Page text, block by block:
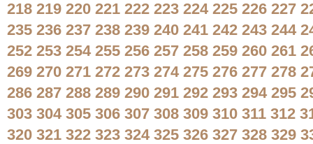
218 219 220 221 222 223 224 225 226 227
235 236 237 238 239 240 241 242 243 244
252 253 254 255 256 257 258 259 260 261
269 270 271 272 273 274 275 276 277 278
286 287 288 289 290 291 292 293 294 295
303 304 305 306 307 308 309 310 311 312
320 321 322 323 324 325 326 327 328 329